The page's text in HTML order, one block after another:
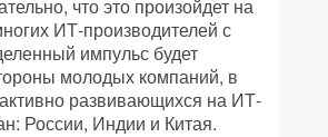
что это произойдет на
ИТ-производителей с
импульс будет
молодых компаний, в
развивающихся на ИТ-
России, Индии и Китая.